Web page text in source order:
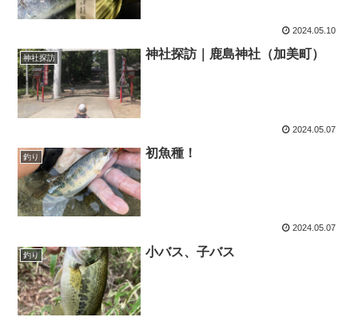
2024.05.10
神社探訪 神社探訪｜鹿島神社（加美町）
2024.05.07
釣り 初魚種！
2024.05.07
釣り 小バス、子バス